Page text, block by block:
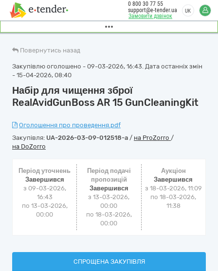
Замовити дзвінок
0 800 30 77 55
support@e-tender.ua
UK
Повернутись назад
Закупівлю оголошено - 09-03-2026, 16:43. Дата останніх змін
- 15-04-2026, 08:40
Набір для чищення зброї
RealAvidGunBoss AR 15 GunCleaningKit
Оголошення про проведення.pdf
Закупівля: UA-2026-03-09-012518-a / на ProZorro /
на DoZorro
Період уточнень
Завершився
з 09-03-2026,
16:43
по 13-03-2026,
00:00
Період подачі
пропозицій
Завершився
з 13-03-2026,
00:00
по 18-03-2026,
00:00
Аукціон
Завершився
з 18-03-2026, 11:09
по18-03-2026,
11:38
СПРОЩЕНА ЗАКУПІВЛЯ